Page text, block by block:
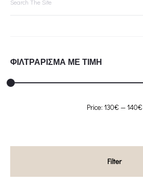
ΦΙΛΤΡΑΡΙΣΜΑ ΜΕ ΤΙΜΗ
Min
Max
Filter
Price: 130€ —140€